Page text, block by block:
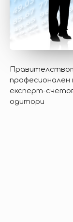
професионален
експерт-
одитори